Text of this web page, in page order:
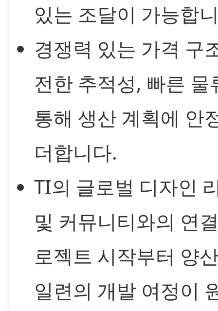
있는 조달이 가능합
경쟁력 있는 가격 구
전한 추적성, 빠른 물
통해 생산 계획에 안
더합니다.
TI의 글로벌 디자인
및 커뮤니티와의 연
로젝트 시작부터 양
일련의 개발 여정이